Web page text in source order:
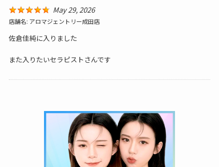
May 29, 2026
店舗名: アロマジェントリー成田店
佐倉佳純に入りました
また入りたいセラピストさんです